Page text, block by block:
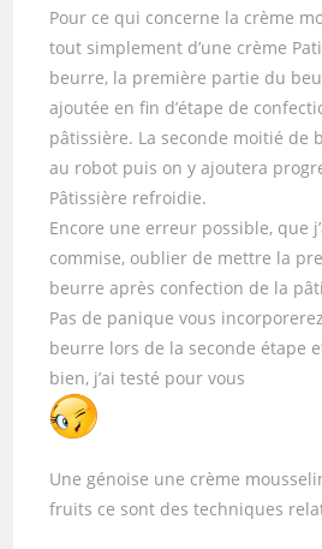
Pour ce qui concerne la crème
tout simplement d’une crème
beurre, la première partie du
ajoutée en fin d’étape de
pâtissière. La seconde moitié de
au robot puis on y ajoutera
Pâtissière refroidie.
Encore une erreur possible, que
commise, oublier de mettre la
beurre après confection de la
Pas de panique vous
beurre lors de la seconde étape
bien, j’ai testé pour vous
Une génoise une crème
fruits ce sont des techniques